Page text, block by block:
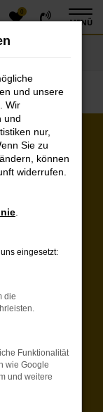
0
MENÜ
von 2
die
hergerichtet
Danke
und unsere
Wir
und
nur,
Sie zu
können
widerrufen.
eingesetzt:
die
Funktionalität
wie Google
und weitere